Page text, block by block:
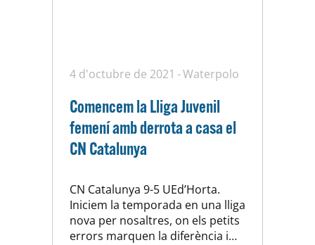
4 d'octubre de 2021 Waterpolo
Comencem la Lliga Juvenil
femení amb derrota a casa el
CN Catalunya
CN Catalunya 9-5 UEd’Horta.
Iniciem la temporada en una lliga
nova per nosaltres, on els petits
errors marquen la diferència i